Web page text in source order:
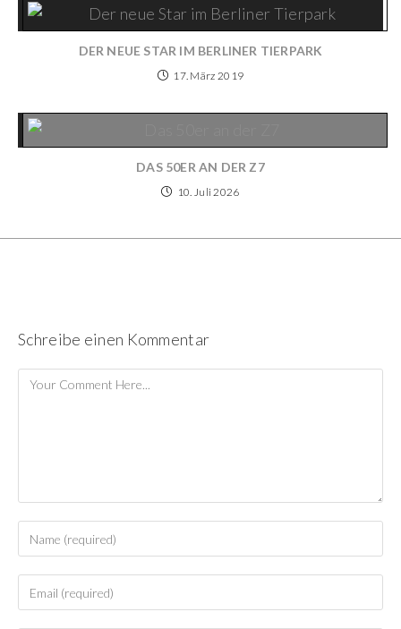
DER NEUE STAR IM BERLINER TIERPARK
17. März 2019
DAS 50ER AN DER Z7
10. Juli 2026
Schreibe einen Kommentar